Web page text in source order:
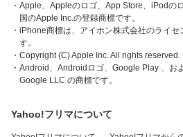
・Apple、Appleのロゴ、App Store、iPodの
国のApple Inc.の登録商標です。
・iPhone商標は、アイホン株式会社のライ
す。
・Copyright (C) Apple Inc. All rights reserved.
・Android、Androidロゴ、Google Play 、お
Google LLC の商標です。
Yahoo!フリマについて